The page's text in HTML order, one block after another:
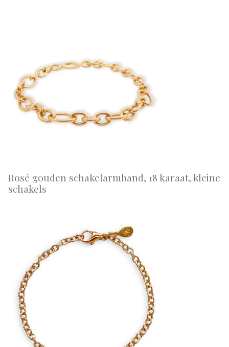
Rosé gouden schakelarmband, 18 karaat, kleine
schakels